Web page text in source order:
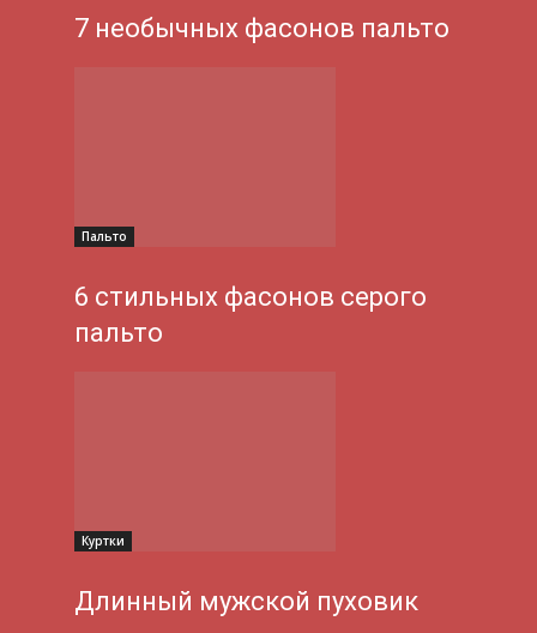
7 необычных фасонов пальто
Пальто
6 стильных фасонов серого
пальто
Куртки
Длинный мужской пуховик